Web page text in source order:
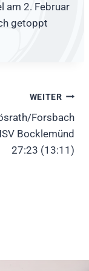
am 2. Februar
getoppt
WEITER
Forsbach
Bocklemünd
27:23 (13:11)